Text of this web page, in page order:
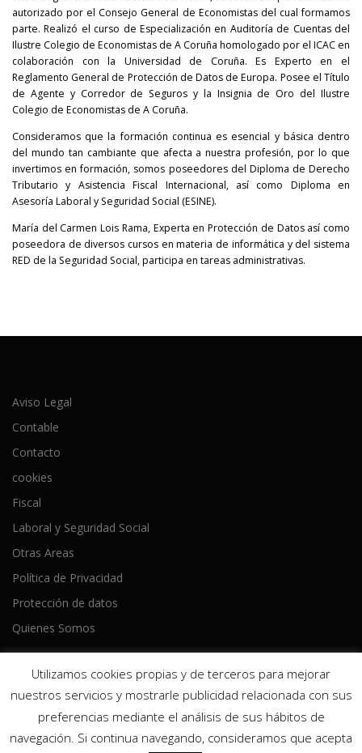
autorizado por el Consejo General de Economistas del cual formamos
parte. Realizó el curso de Especialización en Auditoría de Cuentas del
Ilustre Colegio de Economistas de A Coruña homologado por el ICAC en
colaboración con la Universidad de Coruña. Es Experto en el
Reglamento General de Protección de Datos de Europa. Posee el Título
de Agente y Corredor de Seguros y la Insignia de Oro del Ilustre
Colegio de Economistas de A Coruña.
Consideramos que la formación continua es esencial y básica dentro
del mundo tan cambiante que afecta a nuestra profesión, por lo que
invertimos en formación, somos poseedores del Diploma de Derecho
Tributario y Asistencia Fiscal Internacional, así como Diploma en
Asesoría Laboral y Seguridad Social (ESINE).
María del Carmen Lois Rama, Experta en Protección de Datos así como
poseedora de diversos cursos en materia de informática y del sistema
RED de la Seguridad Social, participa en tareas administrativas.
Aviso Legal
Contable
Contacto
cookies
Fiscal
Laboral y Seguridad Social
Otras Areas
Política de Privacidad
Protección de datos
Quienes Somos
Copyright © 2026 Ameijeiras Lois Asesores
OnePress
hecho por FameThemes
Utilizamos cookies propias y de terceros para mejorar
nuestros servicios y mostrarle publicidad relacionada con sus
preferencias mediante el análisis de sus hábitos de
navegación. Si continua navegando, consideramos que acepta